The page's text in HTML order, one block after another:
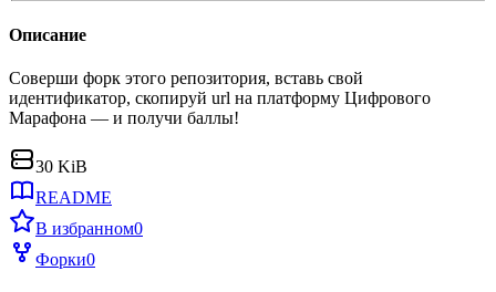
Описание
Соверши форк этого репозитория, вставь свой
идентификатор, скопируй url на платформу Цифрового
Марафона — и получи баллы!
30 KiB
README
В избранном0
Форки0